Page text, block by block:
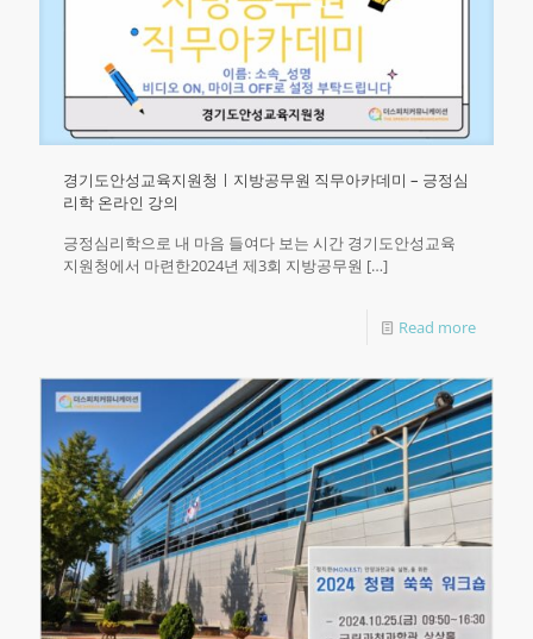
경기도안성교육지원청ㅣ지방공무원 직무아카데미 – 긍정심
리학 온라인 강의
긍정심리학으로 내 마음 들여다 보는 시간 경기도안성교육
지원청에서 마련한2024년 제3회 지방공무원 […]
Read more